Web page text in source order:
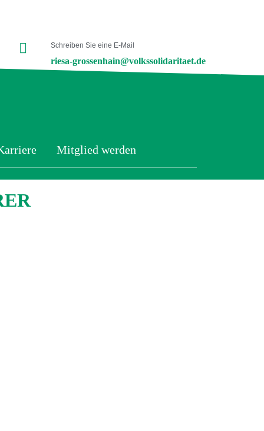
Schreiben Sie eine E-Mail
riesa-grossenhain@volkssolidaritaet.de
Mitglied werden